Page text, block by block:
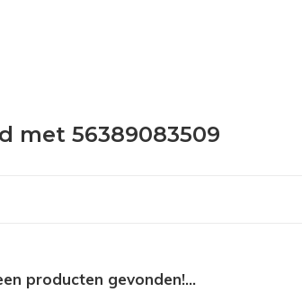
met 56389083509
producten gevonden!...